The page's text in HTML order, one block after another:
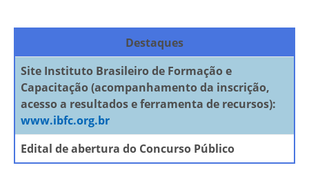
Destaques
Site Instituto Brasileiro de Formação e
Capacitação (acompanhamento da inscrição,
acesso a resultados e ferramenta de recursos):
www.ibfc.org.br
Edital de abertura do Concurso Público